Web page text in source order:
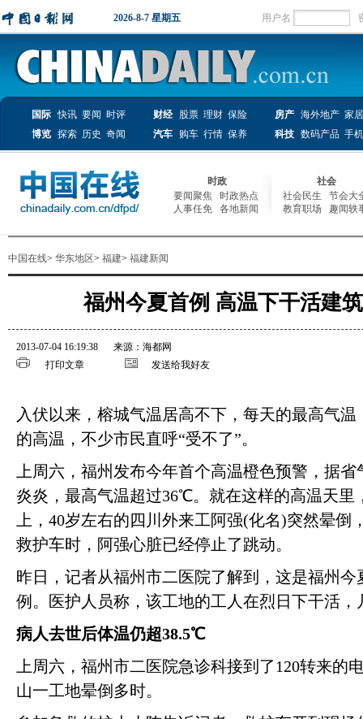
中国在线> 华东地区> 福建> 福建新闻
福州今夏首例 高温下干活建
2013-07-04 16:19:38
来源：海都网
打印文章
发送给我好友
入伏以来，榕城气温居高不下，每天的最高气
的高温，不少市民直呼“受不了”。
上周六，福州发布今年首个高温橙色预警，据
炎炎，最高气温超过36℃。就在这样的高温天里
上，40岁左右的四川外来工阿强(化名)突然晕倒
救护车时，阿强心脏已经停止了跳动。
昨日，记者从福州市二医院了解到，这是福州
例。医护人员称，该工地的工人在烈日下干活，
病人去世后体温仍超38.5℃
上周六，福州市二医院急诊科接到了120转来的
山一工地晕倒多时。